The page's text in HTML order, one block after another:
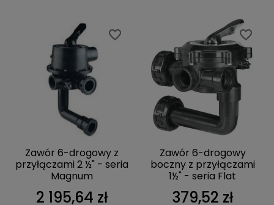
favorite_border
favorite_border
Zawór 6-drogowy z
przyłączami 2 ½" - seria
Magnum
2 195,64 zł
favorite_border
favorite_border
Zawór 6-drogowy
boczny z przyłączami
1½" - seria Flat
379,52 zł